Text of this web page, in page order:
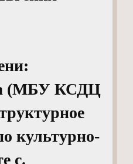
(МБУ КСДЦ
культурно-
с.